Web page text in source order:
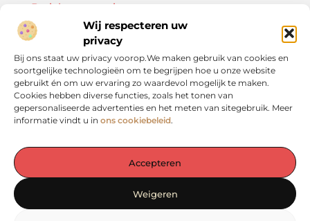
Wij respecteren uw
privacy
Bij ons staat uw privacy voorop.We maken gebruik van cookies en
soortgelijke technologieën om te begrijpen hoe u onze website
gebruikt én om uw ervaring zo waardevol mogelijk te maken.
Cookies hebben diverse functies, zoals het tonen van
gepersonaliseerde advertenties en het meten van sitegebruik. Meer
informatie vindt u in ons cookiebeleid.
Accepteren
Weigeren
— Laat je verrassen door waardevolle inzichten, praktische tips en
inspirerende verhalen. Alles op één rustige en overzichtelijke plek.
Onze informatie
Bericht categorie